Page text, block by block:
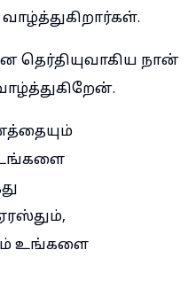
தெர்தியுவாகிய நான்
உங்களை
உங்களை